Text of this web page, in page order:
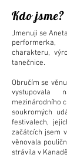
Kdo jsme?
Jmenuji se
performerka,
charakteru,
tanečnice.
Obručím se
vystupovala
mezinárodního
soukromých
festivalech,
začátcích jsem
věnovala
strávila v